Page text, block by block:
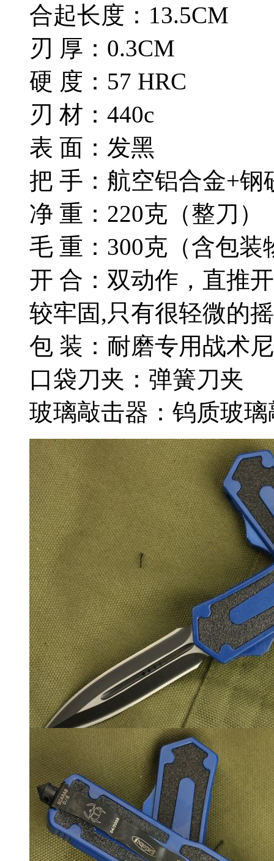
合起长度：13.5CM
刃 厚：0.3CM
硬 度：57 HRC
刃 材：440c
表 面：发黑
把 手：航空铝合金+钢
净 重：220克（整刀）
毛 重：300克（含包装
开 合：双动作，直推
较牢固,只有很轻微的
包 装：耐磨专用战术
口袋刀夹：弹簧刀夹
玻璃敲击器：钨质玻